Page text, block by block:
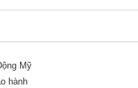
Mỹ
hành